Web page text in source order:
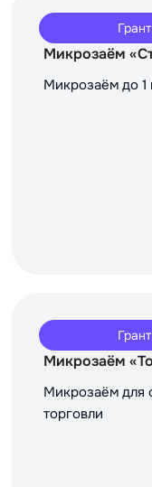
Микрозаём
Микрозаём до 1
Микрозаём
Микрозаём для
торговли